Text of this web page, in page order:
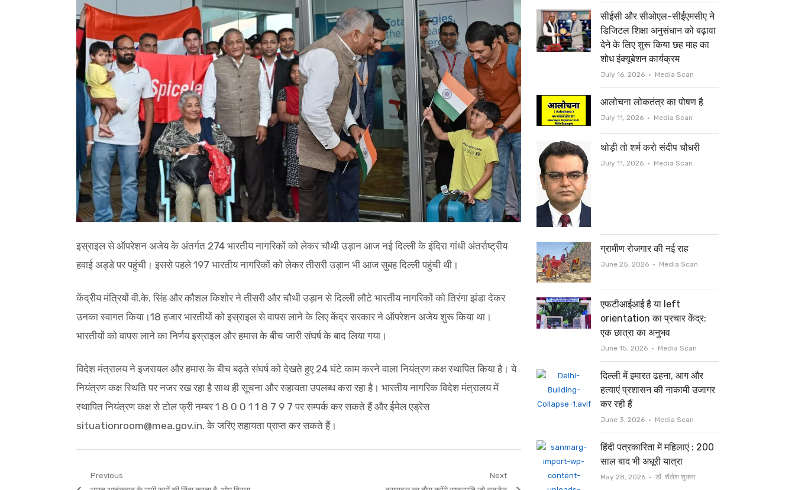
इस्राइल से ऑपरेशन अजेय के अंतर्गत 274 भारतीय नागरिकों को लेकर चौथी उड़ान आज नई दिल्‍ली के इंदिरा गांधी अंतर्राष्ट्रीय
हवाई अड्डे पर पहुंची। इससे पहले 197 भारतीय नागरिकों को लेकर तीसरी उड़ान भी आज सुबह दिल्‍ली पहुंची थी।
केंद्रीय मंत्रि‍यों वी.के. सिंह और कौशल किशोर ने तीसरी और चौथी उड़ान से दिल्‍ली लौटे भारतीय नागरिकों को तिरंगा झंडा देकर
उनका स्‍वागत किया।18 हजार भारतीयों को इस्राइल से वापस लाने के लिए केंद्र सरकार ने ऑपरेशन अजेय शुरू किया था।
भारतीयों को वापस लाने का निर्णय इस्राइल और हमास के बीच जारी संघर्ष के बाद लिया गया।
विदेश मंत्रालय ने इजरायल और हमास के बीच बढ़ते संघर्ष को देखते हुए 24 घंटे काम करने वाला नियंत्रण कक्ष स्‍थापित किया है। ये
नियंत्रण कक्ष स्थिति पर नजर रख रहा है साथ ही सूचना और सहायता उपलब्‍ध करा रहा है। भारतीय नागरिक विदेश मंत्रालय में
स्‍थापित नियंत्रण कक्ष से टोल फ्री नम्‍बर 1 8 0 0 1 1 8 7 9 7 पर सम्पर्क कर सकते हैं और ईमेल एड्रेस
situationroom@mea.gov.in. के जरिए सहायता प्राप्‍त कर सकते हैं।
Post
Previous
Next
r
o
k
सीईसी और सीओएल-सीईएमसीए ने
डिजिटल शिक्षा अनुसंधान को बढ़ावा
देने के लिए शुरू किया छह माह का
शोध इंक्यूबेशन कार्यक्रम
July 16, 2026 Author
Media Scan
आलोचना लोकतंत्र का पोषण है
July 11, 2026 Author
Media Scan
थोड़ी तो शर्म करो संदीप चौधरी
July 11, 2026 Author
Media Scan
ग्रामीण रोजगार की नई राह
June 25, 2026 Author
Media Scan
एफटीआईआई है या left
orientation का प्रचार केंद्र:
एक छात्रा का अनुभव
June 15, 2026 Author
Media Scan
दिल्ली में इमारत ढहना, आग और
हत्याएं प्रशासन की नाकामी उजागर
कर रही हैं
June 3, 2026 Author
Media Scan
हिंदी पत्रकारिता में महिलाएं : 200
साल बाद भी अधूरी यात्रा
May 28, 2026 Author
डॉ. शैलेश शुक्ला